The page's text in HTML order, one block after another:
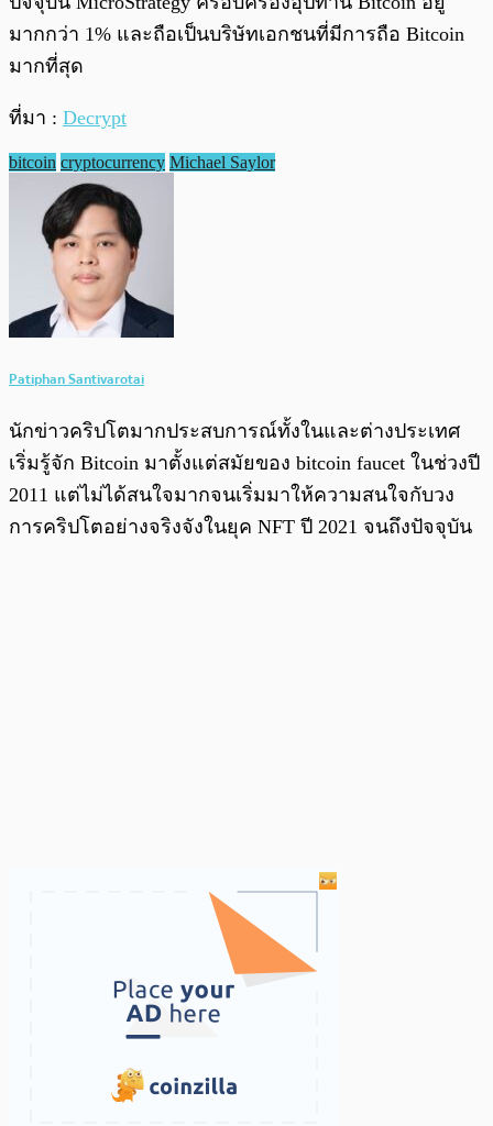
มากกว่า 1% และถือเป็นบริษัทเอกชนที่มีการถือ Bitcoin
มากที่สุด
ที่มา : Decrypt
bitcoin cryptocurrency Michael Saylor
Patiphan Santivarotai
นักข่าวคริปโตมากประสบการณ์ทั้งในและต่างประเทศ
เริ่มรู้จัก Bitcoin มาตั้งแต่สมัยของ bitcoin faucet ในช่วงปี
2011 แต่ไม่ได้สนใจมากจนเริ่มมาให้ความสนใจกับวง
การคริปโตอย่างจริงจังในยุค NFT ปี 2021 จนถึงปัจจุบัน